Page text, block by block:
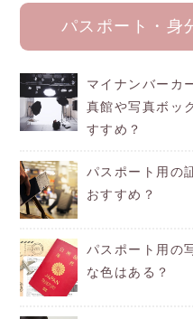
パスポート・身
マイナンバーカ
真館や写真ボッ
すすめ？
パスポート用の
おすすめ？
パスポート用の
な色はある？